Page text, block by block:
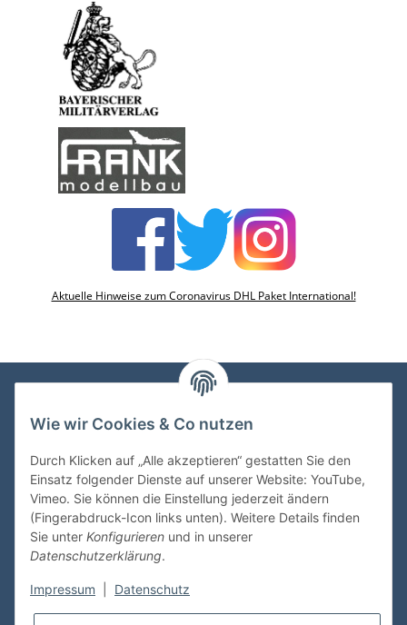
Aktuelle Hinweise zum Coronavirus DHL Paket International!
VDMedien24.de
Kasernenstraße 6-10
66482 Zweibrücken
Tel. 06332 72710
eMail: heinz.nickel@vdmedien.de
Wie wir Cookies & Co nutzen
Durch Klicken auf „Alle akzeptieren“ gestatten Sie den
Einsatz folgender Dienste auf unserer Website: YouTube,
Vimeo. Sie können die Einstellung jederzeit ändern
(Fingerabdruck-Icon links unten). Weitere Details finden
Sie unter Konfigurieren und in unserer
Datenschutzerklärung.
Impressum Datenschutz